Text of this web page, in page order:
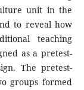
unit in the
to reveal how
teaching
as a pretest-
The pretest-
groups formed